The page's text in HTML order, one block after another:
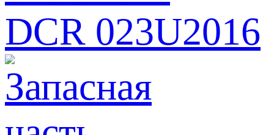
DCR 023U2016